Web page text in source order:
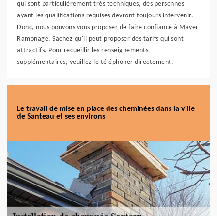
qui sont particulièrement très techniques, des personnes
ayant les qualifications requises devront toujours intervenir.
Donc, nous pouvons vous proposer de faire confiance à Mayer
Ramonage. Sachez qu'il peut proposer des tarifs qui sont
attractifs. Pour recueillir les renseignements
supplémentaires, veuillez le téléphoner directement.
Le travail de mise en place des cheminées dans la ville
de Santeau et ses environs